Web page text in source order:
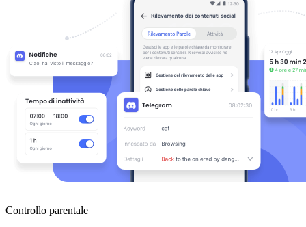
Controllo parentale